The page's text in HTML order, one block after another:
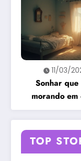
11/03/
Sonhar que
morando em
casa: o que
sonho?
TOP